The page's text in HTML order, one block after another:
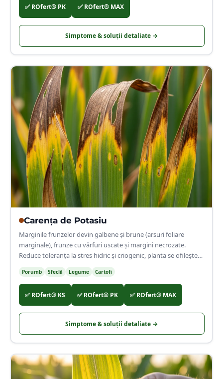
✅ROfert® PK ✅ROfert® MAX
Simptome & soluții detaliate →
🌿
Carența de Potasiu
Marginile frunzelor devin galbene și brune (arsuri foliare
marginale), frunze cu vârfuri uscate și margini necrozate.
Reduce toleranța la stres hidric și criogenic, planta se ofilește
Porumb Sfeclă Legume Cartofi
✅ROfert® KS ✅ROfert® PK ✅ROfert® MAX
Simptome & soluții detaliate →